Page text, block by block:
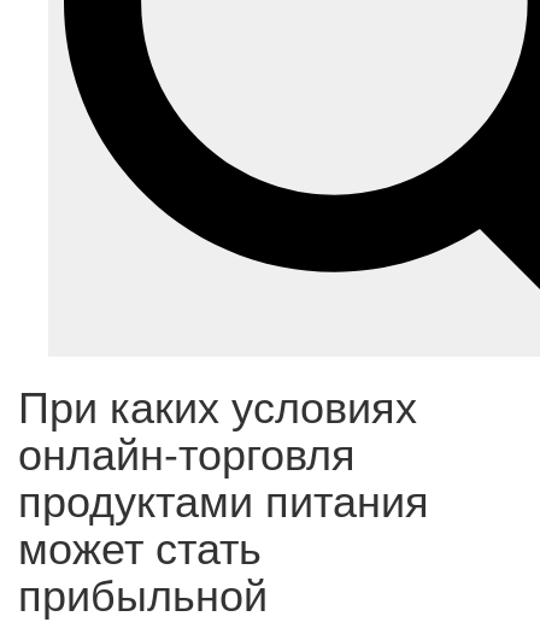
При каких условиях
онлайн-торговля
продуктами питания
может стать
прибыльной